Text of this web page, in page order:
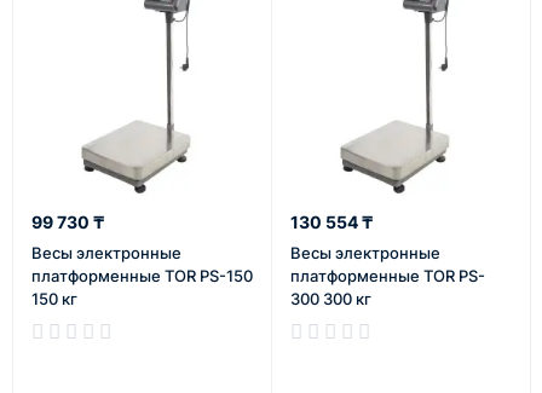
99 730 ₸
Весы электронные
платформенные TOR PS-150
150 кг
130 554 ₸
Весы электронные
платформенные TOR PS-
300 300 кг